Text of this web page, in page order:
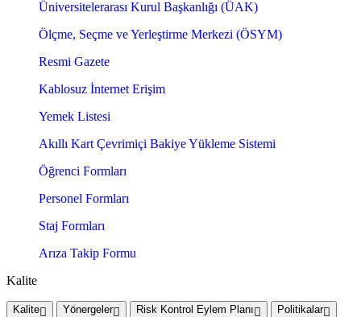
Üniversitelerarası Kurul Başkanlığı (ÜAK)
Ölçme, Seçme ve Yerleştirme Merkezi (ÖSYM)
Resmi Gazete
Kablosuz İnternet Erişim
Yemek Listesi
Akıllı Kart Çevrimiçi Bakiye Yükleme Sistemi
Öğrenci Formları
Personel Formları
Staj Formları
Arıza Takip Formu
Kalite
Kalite Yönergeler Risk Kontrol Eylem Planı
Politikalar